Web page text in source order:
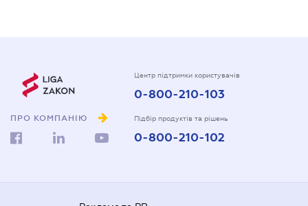
ПРО КОМПАНІЮ
Центр підтримки користувачів
0-800-210-103
Підбір продуктів та рішень
0-800-210-102